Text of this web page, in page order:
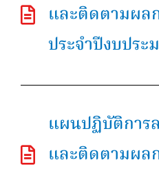
และติดตามผล
ประจำปีงบปร
แผนปฏิบัติการ
และติดตามผล